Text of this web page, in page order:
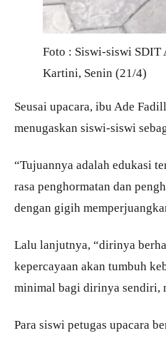
Foto : Siswi-siswi SDIT
Kartini, Senin (21/4)
Seusai upacara, ibu Ade
menugaskan siswi-siswi
“Tujuannya adalah edukasi
rasa penghormatan dan
dengan gigih
Lalu lanjutnya, “dirinya
kepercayaan akan tumbuh
minimal bagi dirinya sendiri,
Para siswi petugas upacara